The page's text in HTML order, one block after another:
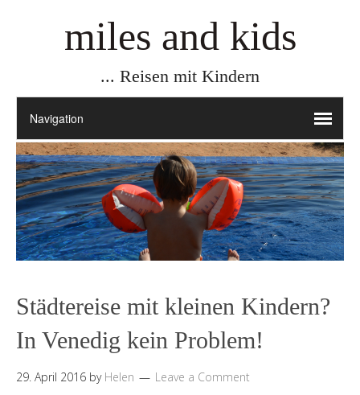
miles and kids
... Reisen mit Kindern
Städtereise mit kleinen Kindern?
In Venedig kein Problem!
29. April 2016 by Helen Leave a Comment